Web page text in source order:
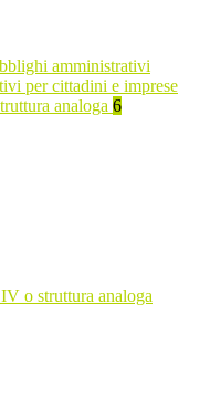
amministrativi
per cittadini e imprese
analoga 6
o struttura analoga